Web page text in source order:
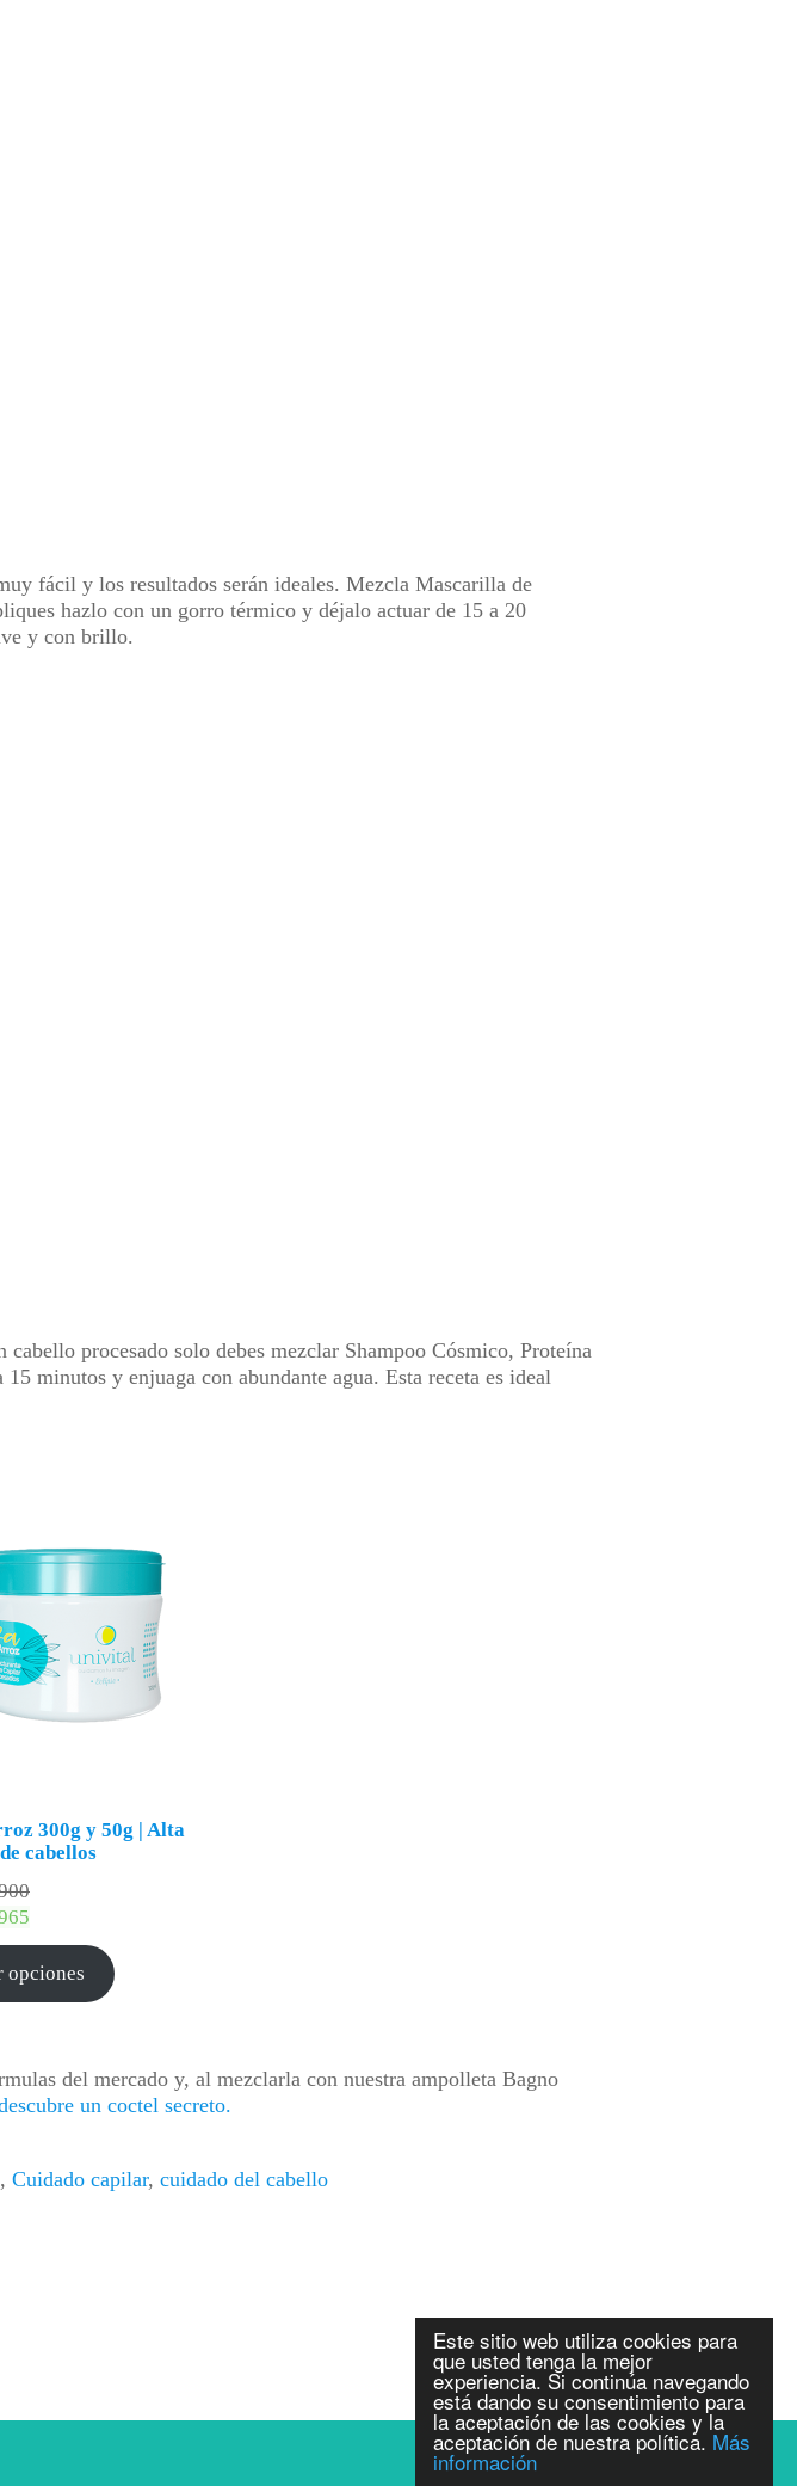
Este sitio web utiliza cookies para
que usted tenga la mejor
experiencia. Si continúa navegando
está dando su consentimiento para
la aceptación de las cookies y la
aceptación de nuestra política. Más
información
fácil y los resultados serán ideales. Mezcla Mascarilla de
hazlo con un gorro térmico y déjalo actuar de 15 a 20
y con brillo.
procesado solo debes mezclar Shampoo Cósmico, Proteína
minutos y enjuaga con abundante agua. Esta receta es ideal
300g y 50g | Alta
cabellos
opciones
del mercado y, al mezclarla con nuestra ampolleta Bagno
un coctel secreto.
, Cuidado capilar, cuidado del cabello